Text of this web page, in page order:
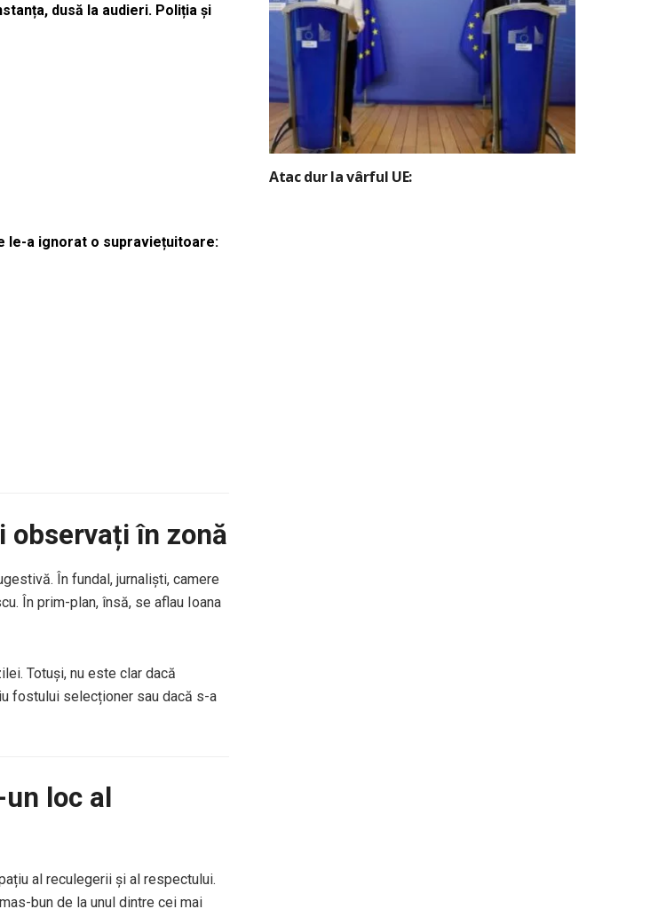
dusă la audieri. Poliția și
le-a ignorat o supraviețuitoare:
în zonă
În fundal, jurnaliști, camere
În prim-plan, însă, se aflau Ioana
Totuși, nu este clar dacă
fostului selecționer sau dacă s-a
loc al
al reculegerii și al respectului.
bun de la unul dintre cei mai
Atac dur la vârful UE: